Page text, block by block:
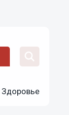
Здоровье